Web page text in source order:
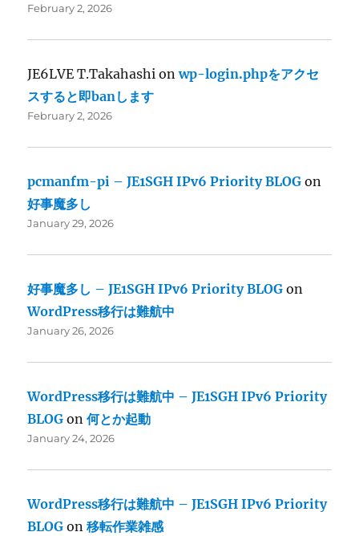
February 2, 2026
JE6LVE T.Takahashi onwp-login.phpをアクセ
スすると即banします
February 2, 2026
pcmanfm-pi – JE1SGH IPv6 Priority BLOG on
好事魔多し
January 29, 2026
好事魔多し – JE1SGH IPv6 Priority BLOG on
WordPress移行は難航中
January 26, 2026
WordPress移行は難航中 – JE1SGH IPv6 Priority
BLOG on何とか起動
January 24, 2026
WordPress移行は難航中 – JE1SGH IPv6 Priority
BLOG on移転作業雑感